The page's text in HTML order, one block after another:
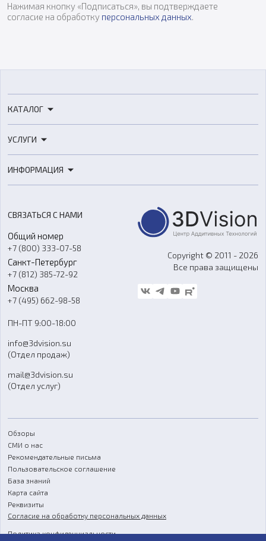
Нажимая кнопку «Подписаться», вы подтверждаете
согласие на обработку персональных данных.
КАТАЛОГ
3D-сканеры
Расходные материалы
Оборудование и материалы для вакуумного литья
Аксессуары и прочее оборудование
Программное обеспечение
УСЛУГИ
3D-моделирование
Ремонт и услуги
ИНФОРМАЦИЯ
О компании
Контакты
Гос. закупки
Стать дилером
Блог
FAQ
СВЯЗАТЬСЯ С НАМИ
Общий номер
+7 (800) 333-07-58
Санкт-Петербург
+7 (812) 385-72-92
Москва
+7 (495) 662-98-58
ПН-ПТ 9:00-18:00
info@3dvision.su
(Отдел продаж)
mail@3dvision.su
(Отдел услуг)
Copyright © 2011 - 2026
Все права защищены
Обзоры
СМИ о нас
Рекомендательные письма
Пользовательское соглашение
База знаний
Карта сайта
Реквизиты
Согласие на обработку персональных данных
Политика конфиденциальности